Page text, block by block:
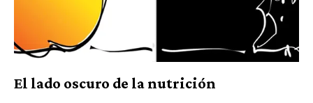
El lado oscuro de la nutrición